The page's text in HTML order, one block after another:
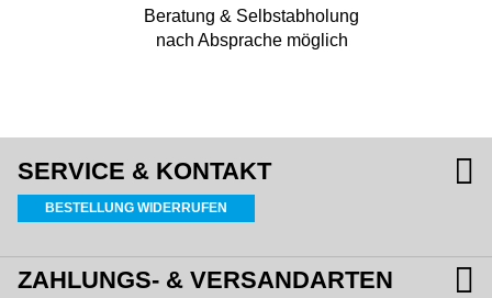
Beratung & Selbstabholung
nach Absprache möglich
SERVICE & KONTAKT
BESTELLUNG WIDERRUFEN
ZAHLUNGS- & VERSANDARTEN